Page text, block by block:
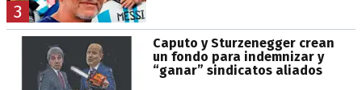
3
Caputo y Sturzenegger crean
un fondo para indemnizar y
“ganar” sindicatos aliados